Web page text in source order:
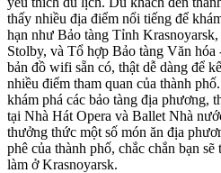
thấy nhiều địa điểm nổi tiếng để
hạn như Bảo tàng Tỉnh
Stolby, và Tổ hợp Bảo tàng Văn
bản đồ wifi sẵn có, thật dễ dàng để
nhiều điểm tham quan của thành
khám phá các bảo tàng địa phương,
tại Nhà Hát Opera và Ballet Nhà
thưởng thức một số món ăn địa
phê của thành phố, chắc chắn bạn
làm ở Krasnoyarsk.